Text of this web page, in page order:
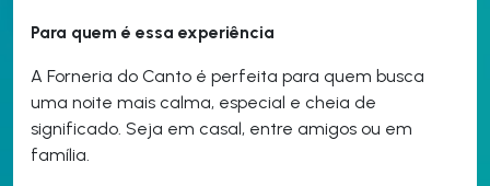
Para quem é essa experiência
A Forneria do Canto é perfeita para quem busca
uma noite mais calma, especial e cheia de
significado. Seja em casal, entre amigos ou em
família.